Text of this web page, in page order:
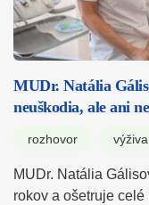
MUDr. Natália
neuškodia, ale ani
rozhovor výživa
MUDr. Natália
rokov a ošetruje